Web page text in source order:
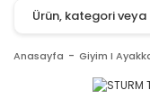
Anasayfa Giyim I